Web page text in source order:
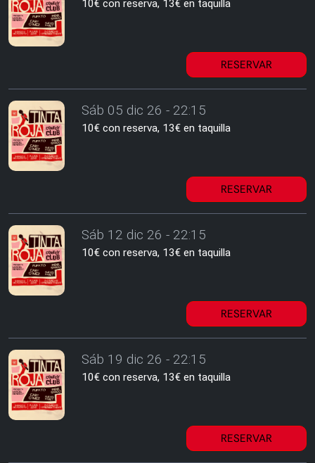
10€ con reserva, 13€ en taquilla
RESERVAR
Sáb 05 dic 26 - 22:15
10€ con reserva, 13€ en taquilla
RESERVAR
Sáb 12 dic 26 - 22:15
10€ con reserva, 13€ en taquilla
RESERVAR
Sáb 19 dic 26 - 22:15
10€ con reserva, 13€ en taquilla
RESERVAR